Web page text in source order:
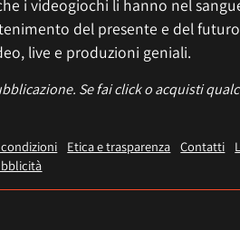
i videogiochi li hanno nel
del presente e del
live e produzioni geniali.
Se fai click o acquisti
Etica e trasparenza Contatti